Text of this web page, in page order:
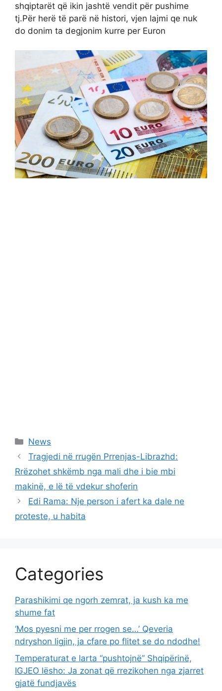
shqiptarët që ikin jashtë vendit për pushime
tj.Për herë të parë në histori, vjen lajmi qe nuk
do donim ta degjonim kurre per Euron
Categories
News
Tragjedi në rrugën Prrenjas-Librazhd:
Rrëzohet shkëmb nga mali dhe i bie mbi
makinë, e lë të vdekur shoferin
Edi Rama: Nje person i afert ka dale ne
proteste, u habita
Categories
Parashikimi qe ngorh zemrat, ja kush ka me
shume fat
‘Mos pyesni me per rrogen se…’ Qeveria
ndryshon ligjin, ja cfare po flitet se do ndodhe!
Temperaturat e larta “pushtojnë” Shqipërinë,
IGJEO lësho: Ja zonat që rrezikohen nga zjarret
gjatë fundjavës